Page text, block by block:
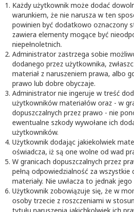
Każdy użytkownik może dodać
warunkiem, że nie narusza w ten
powinien być dodatkowo oznaczony
zawiera elementy mogące być
niepełnoletnich.
Administrator zastrzega sobie
dodanego przez użytkownika,
materiał z naruszeniem prawa, albo
prawo lub dobre obyczaje.
Administrator nie ingeruje w treść
użytkowników materiałów oraz - w
dopuszczalnych przez prawo - nie
ewentualne szkody wywołane ich
użytkowników.
Użytkownik dodając jakiekolwiek
oświadcza, iż są one wolne od wad
W granicach dopuszczalnych przez
pełną odpowiedzialność za wszystkie
materiały. Nie uwłacza to jednak
Użytkownik zobowiązuje się, że w
osoby trzecie z roszczeniami w